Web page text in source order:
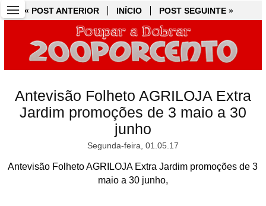
« POST ANTERIOR INÍCIO POST SEGUINTE »
Antevisão Folheto AGRILOJA Extra
Jardim promoções de 3 maio a 30
junho
Segunda-feira, 01.05.17
Antevisão Folheto AGRILOJA Extra Jardim promoções de 3
maio a 30 junho,
« POST ANTERIOR INÍCIO POST SEGUINTE »